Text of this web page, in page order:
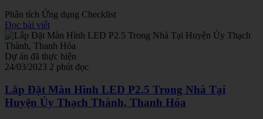
Phân tích Ứng dụng Checklist
Đọc bài viết
Dự án đã thực hiện
24/03/2023 2 phút đọc
Lắp Đặt Màn Hình LED P2.5 Trong Nhà Tại
Huyện Ủy Thạch Thành, Thanh Hóa